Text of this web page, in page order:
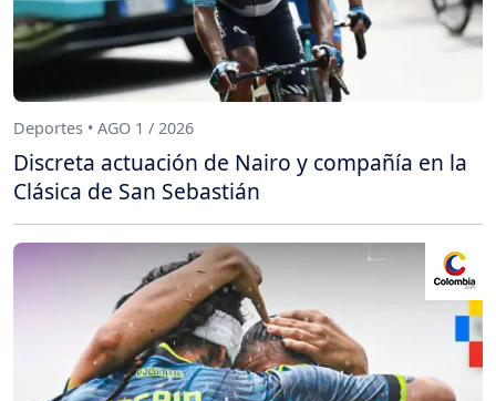
Deportes • AGO 1 / 2026
Discreta actuación de Nairo y compañía en la
Clásica de San Sebastián